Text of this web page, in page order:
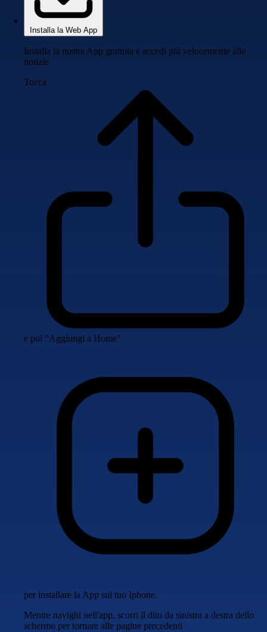
Installa la Web App
Installa la nostra App gratuita e accedi più velocemente alle
notizie
Tocca
e poi "Aggiungi a Home"
per installare la App sul tuo Iphone.
Mentre navighi nell'app, scorri il dito da sinistra a destra dello
schermo per tornare alle pagine precedenti